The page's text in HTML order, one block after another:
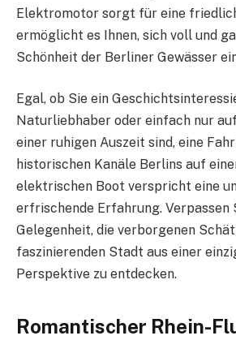
Elektromotor sorgt für eine
ermöglicht es Ihnen, sich voll und
Schönheit der Berliner Gewässer
Egal, ob Sie ein
Naturliebhaber oder einfach nur
einer ruhigen Auszeit sind, eine
historischen Kanäle Berlins auf
elektrischen Boot verspricht eine
erfrischende Erfahrung. Verpassen
Gelegenheit, die verborgenen
faszinierenden Stadt aus einer
Perspektive zu entdecken.
Romantischer Rhein-